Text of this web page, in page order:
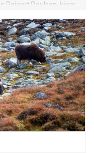
Reinert Poulsen, kjem